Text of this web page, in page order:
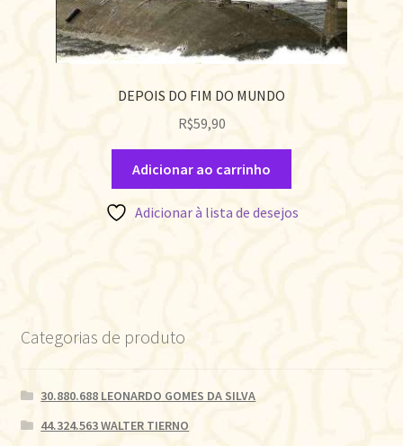
DEPOIS DO FIM DO MUNDO
R$59,90
Adicionar ao carrinho
Adicionar à lista de desejos
Categorias de produto
30.880.688 LEONARDO GOMES DA SILVA
44.324.563 WALTER TIERNO